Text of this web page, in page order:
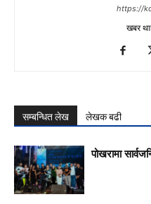
https://
खबर
सम्बन्धित लेख लेखक बढी
पोखरामा